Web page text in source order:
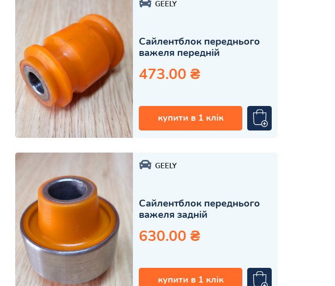
GEELY
Сайлентблок переднього
важеля передній
473.00 ₴
купити в 1 клік
GEELY
Сайлентблок переднього
важеля задній
630.00 ₴
купити в 1 клік